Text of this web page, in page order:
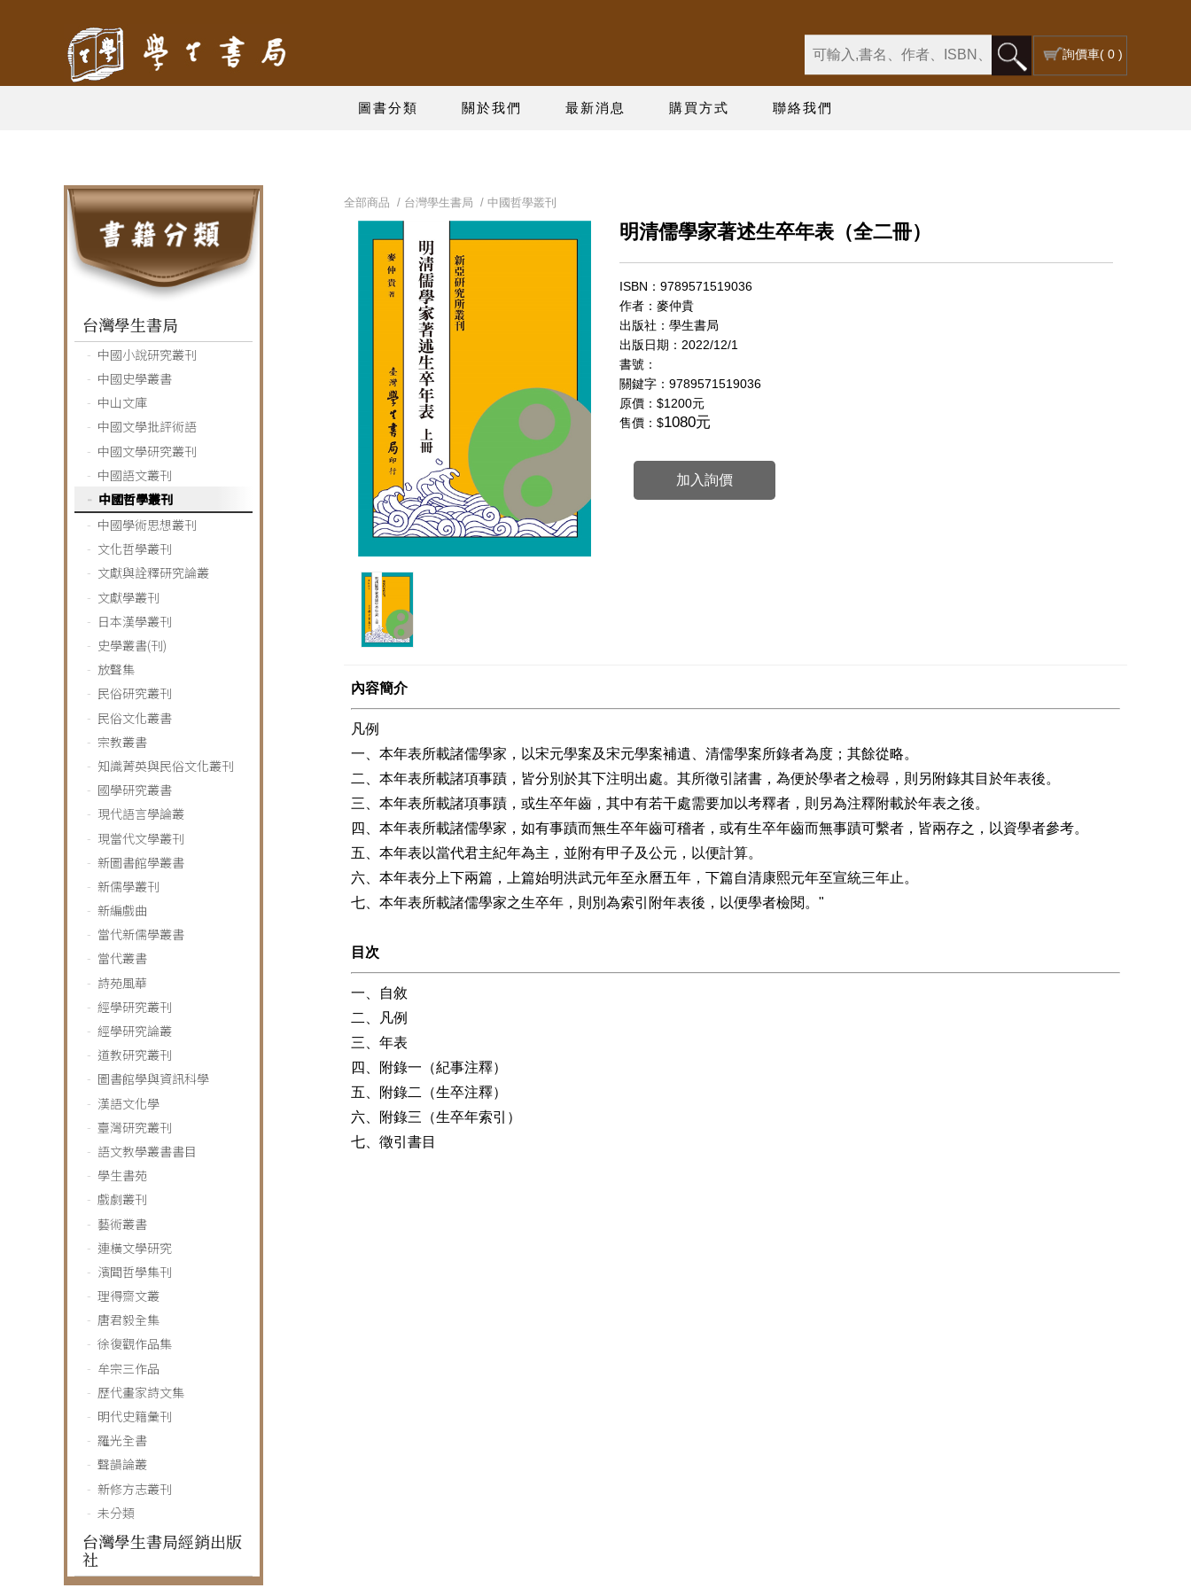
詢價車( 0 )
圖書分類 關於我們 最新消息 購買方式 聯絡我們
台灣學生書局
中國小說研究叢刊
中國史學叢書
中山文庫
中國文學批評術語
中國文學研究叢刊
中國語文叢刊
中國哲學叢刊
中國學術思想叢刊
文化哲學叢刊
文獻與詮釋研究論叢
文獻學叢刊
日本漢學叢刊
史學叢書(刊)
放聲集
民俗研究叢刊
民俗文化叢書
宗教叢書
知識菁英與民俗文化叢刊
國學研究叢書
現代語言學論叢
現當代文學叢刊
新圖書館學叢書
新儒學叢刊
新編戲曲
當代新儒學叢書
當代叢書
詩苑風華
經學研究叢刊
經學研究論叢
道教研究叢刊
圖書館學與資訊科學
漢語文化學
臺灣研究叢刊
語文教學叢書書目
學生書苑
戲劇叢刊
藝術叢書
連橫文學研究
濱聞哲學集刊
理得齋文叢
唐君毅全集
徐復觀作品集
牟宗三作品
歷代畫家詩文集
明代史籍彙刊
羅光全書
聲韻論叢
新修方志叢刊
未分類
台灣學生書局經銷出版
社
全部商品 / 台灣學生書局 / 中國哲學叢刊
明清儒學家著述生卒年表（全二冊）
ISBN：9789571519036
作者：麥仲貴
出版社：學生書局
出版日期：2022/12/1
書號：
關鍵字：9789571519036
原價： $1200元
售價：$1080元
加入詢價
內容簡介
凡例
一、本年表所載諸儒學家，以宋元學案及宋元學案補遺、清儒學案所錄者為度；其餘從略。
二、本年表所載諸項事蹟，皆分別於其下注明出處。其所徵引諸書，為便於學者之檢尋，則另附錄其目於年表後。
三、本年表所載諸項事蹟，或生卒年齒，其中有若干處需要加以考釋者，則另為注釋附載於年表之後。
四、本年表所載諸儒學家，如有事蹟而無生卒年齒可稽者，或有生卒年齒而無事蹟可繫者，皆兩存之，以資學者參考。
五、本年表以當代君主紀年為主，並附有甲子及公元，以便計算。
六、本年表分上下兩篇，上篇始明洪武元年至永曆五年，下篇自清康熙元年至宣統三年止。
七、本年表所載諸儒學家之生卒年，則別為索引附年表後，以便學者檢閱。"
目次
一、自敘
二、凡例
三、年表
四、附錄一（紀事注釋）
五、附錄二（生卒注釋）
六、附錄三（生卒年索引）
七、徵引書目